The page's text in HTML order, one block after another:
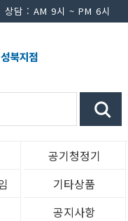
상담 : AM 9시 ~ PM 6시
공기청정기
기타상품
공지사항